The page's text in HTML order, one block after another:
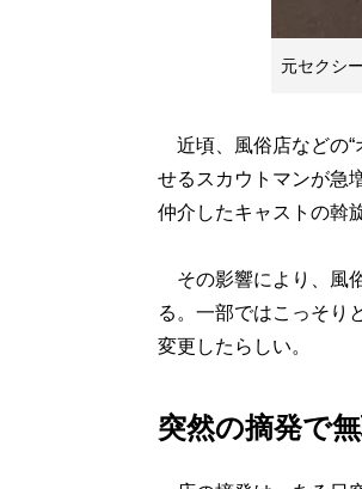
元セクシ
近頃、風俗店などの“
せるスカウトマンが急
仲介したキャストの斡
その影響により、風
る。一部ではこっそり
変更したらしい。
突然の摘発で